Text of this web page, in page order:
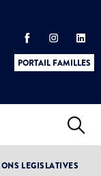
PORTAIL FAMILLES
&
LEGISLATIVES